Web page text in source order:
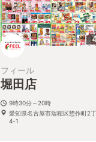
フィール
堀田店
9時30分～20時
愛知県名古屋市瑞穂区惣作町2
4-1